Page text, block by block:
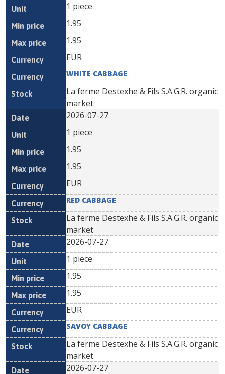
1 piece
1.95
1.95
EUR
WHITE CABBAGE
La ferme Destexhe & Fils S.A.G.R. organic
market
2026-07-27
1 piece
1.95
1.95
EUR
RED CABBAGE
La ferme Destexhe & Fils S.A.G.R. organic
market
2026-07-27
1 piece
1.95
1.95
EUR
SAVOY CABBAGE
La ferme Destexhe & Fils S.A.G.R. organic
market
2026-07-27